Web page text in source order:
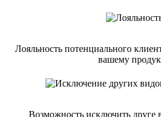
Лояльность потенциального
вашему
Возможность исключить